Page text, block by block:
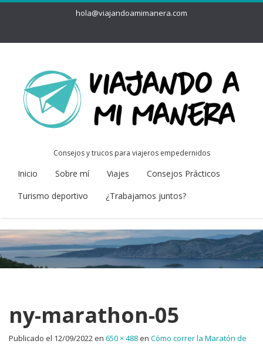
hola@viajandoamimanera.com
Consejos y trucos para viajeros empedernidos
Inicio Sobre mí Viajes
Consejos Prácticos
Turismo deportivo
¿Trabajamos juntos?
ny-marathon-05
Publicado el 12/09/2022en 650 × 488en Cómo correr la Maratón de